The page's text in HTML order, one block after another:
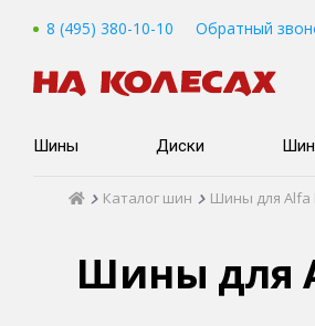
8 (495) 380-10-10 Обратный
Шины Диски
Каталог шин Шины для Alfa
Шины для